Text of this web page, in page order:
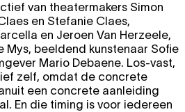
van theatermakers Simon
en Stefanie Claes,
en Jeroen Van Herzeele,
Mys, beeldend kunstenaar Sofie
Mario Debaene. Los-vast,
zelf, omdat de concrete
een concrete aanleiding
En die timing is voor iedereen